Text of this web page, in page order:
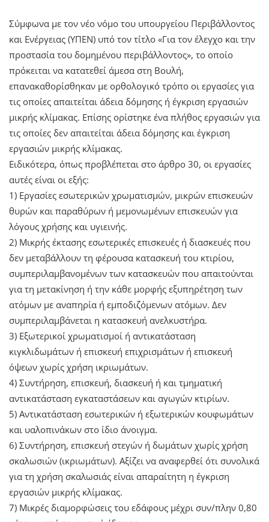
Σύμφωνα με τον νέο νόμο του υπουργείου Περιβάλλοντος
και Ενέργειας (ΥΠΕΝ) υπό τον τίτλο «Για τον έλεγχο και την
προστασία του δομημένου περιβάλλοντος», το οποίο
πρόκειται να κατατεθεί άμεσα στη Βουλή,
επανακαθορίσθηκαν με ορθολογικό τρόπο οι εργασίες για
τις οποίες απαιτείται άδεια δόμησης ή έγκριση εργασιών
μικρής κλίμακας. Επίσης ορίστηκε ένα πλήθος εργασιών για
τις οποίες δεν απαιτείται άδεια δόμησης και έγκριση
εργασιών μικρής κλίμακας.
Ειδικότερα, όπως προβλέπεται στο άρθρο 30, οι εργασίες
αυτές είναι οι εξής:
1) Εργασίες εσωτερικών χρωματισμών, μικρών επισκευών
θυρών και παραθύρων ή μεμονωμένων επισκευών για
λόγους χρήσης και υγιεινής.
2) Μικρής έκτασης εσωτερικές επισκευές ή διασκευές που
δεν μεταβάλλουν τη φέρουσα κατασκευή του κτιρίου,
συμπεριλαμβανομένων των κατασκευών που απαιτούνται
για τη μετακίνηση ή την κάθε μορφής εξυπηρέτηση των
ατόμων με αναπηρία ή εμποδιζόμενων ατόμων. Δεν
συμπεριλαμβάνεται η κατασκευή ανελκυστήρα.
3) Εξωτερικοί χρωματισμοί ή αντικατάσταση
κιγκλιδωμάτων ή επισκευή επιχρισμάτων ή επισκευή
όψεων χωρίς χρήση ικριωμάτων.
4) Συντήρηση, επισκευή, διασκευή ή και τμηματική
αντικατάσταση εγκαταστάσεων και αγωγών κτιρίων.
5) Αντικατάσταση εσωτερικών ή εξωτερικών κουφωμάτων
και υαλοπινάκων στο ίδιο άνοιγμα.
6) Συντήρηση, επισκευή στεγών ή δωμάτων χωρίς χρήση
σκαλωσιών (ικριωμάτων). Αξίζει να αναφερθεί ότι συνολικά
για τη χρήση σκαλωσιάς είναι απαραίτητη η έγκριση
εργασιών μικρής κλίμακας.
7) Μικρές διαμορφώσεις του εδάφους μέχρι συν/πλην 0,80